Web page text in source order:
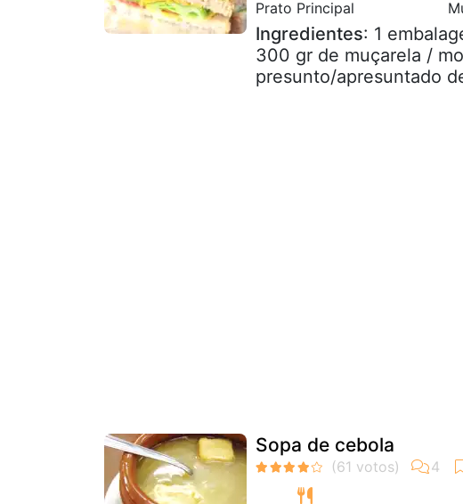
Prato Principal
Ingredientes: 1
300 gr de muçarela /
presunto/apresuntado
Sopa de cebola